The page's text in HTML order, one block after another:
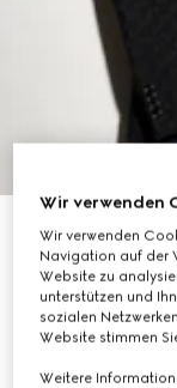
Jackett aus
CHF 2,300
Wir verwenden
Wir verwenden
Navigation auf der
Website zu
unterstützen und
sozialen
Website stimmen
Weitere